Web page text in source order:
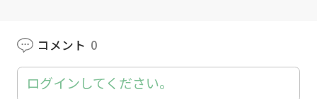
少しでも必要な方へ情報が伝わりますように、
Goodボタンと
チャンネル登録もよろしくお願いします。
^o^/ ⇒ https://goo.gl/zJZ8pe
コメント 0
ログインしてください。